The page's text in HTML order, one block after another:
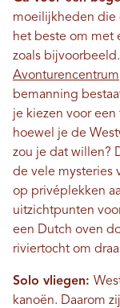
moeilijkheden die
het beste om met
zoals
Avonturencentrum
bemanning
je kiezen voor
hoewel je de
zou je dat willen?
de vele mysteries
op privéplekken
uitzichtpunten
een Dutch oven
riviertocht om
Solo vliegen:
kanoën. Daarom